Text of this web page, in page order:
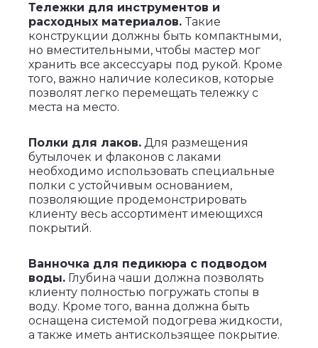
Тележки для инструментов и
расходных материалов.Такие
конструкции должны быть компактными,
но вместительными, чтобы мастер мог
хранить все аксессуары под рукой. Кроме
того, важно наличие колесиков, которые
позволят легко перемещать тележку с
места на место.
Полки для лаков. Для размещения
бутылочек и флаконов с лаками
необходимо использовать специальные
полки с устойчивым основанием,
позволяющие продемонстрировать
клиенту весь ассортимент имеющихся
покрытий.
Ванночка для педикюра с подводом
воды. Глубина чаши должна позволять
клиенту полностью погружать стопы в
воду. Кроме того, ванна должна быть
оснащена системой подогрева жидкости,
а также иметь антискользящее покрытие.